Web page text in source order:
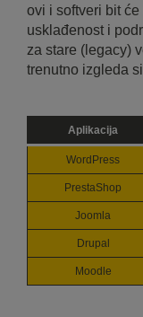
ovi i softveri bit
usklađenost i
za stare (legacy)
trenutno izgleda
Aplikacija
WordPress
PrestaShop
Joomla
Drupal
Moodle